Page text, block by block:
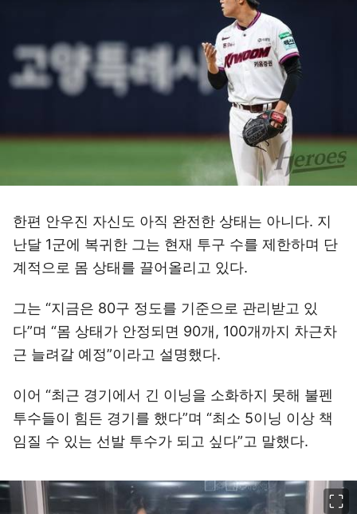
한편 안우진 자신도 아직 완전한 상태는 아니다. 지
난달 1군에 복귀한 그는 현재 투구 수를 제한하며 단
계적으로 몸 상태를 끌어올리고 있다.
그는 “지금은 80구 정도를 기준으로 관리받고 있
다”며 “몸 상태가 안정되면 90개, 100개까지 차근차
근 늘려갈 예정”이라고 설명했다.
이어 “최근 경기에서 긴 이닝을 소화하지 못해 불펜
투수들이 힘든 경기를 했다”며 “최소 5이닝 이상 책
임질 수 있는 선발 투수가 되고 싶다”고 말했다.